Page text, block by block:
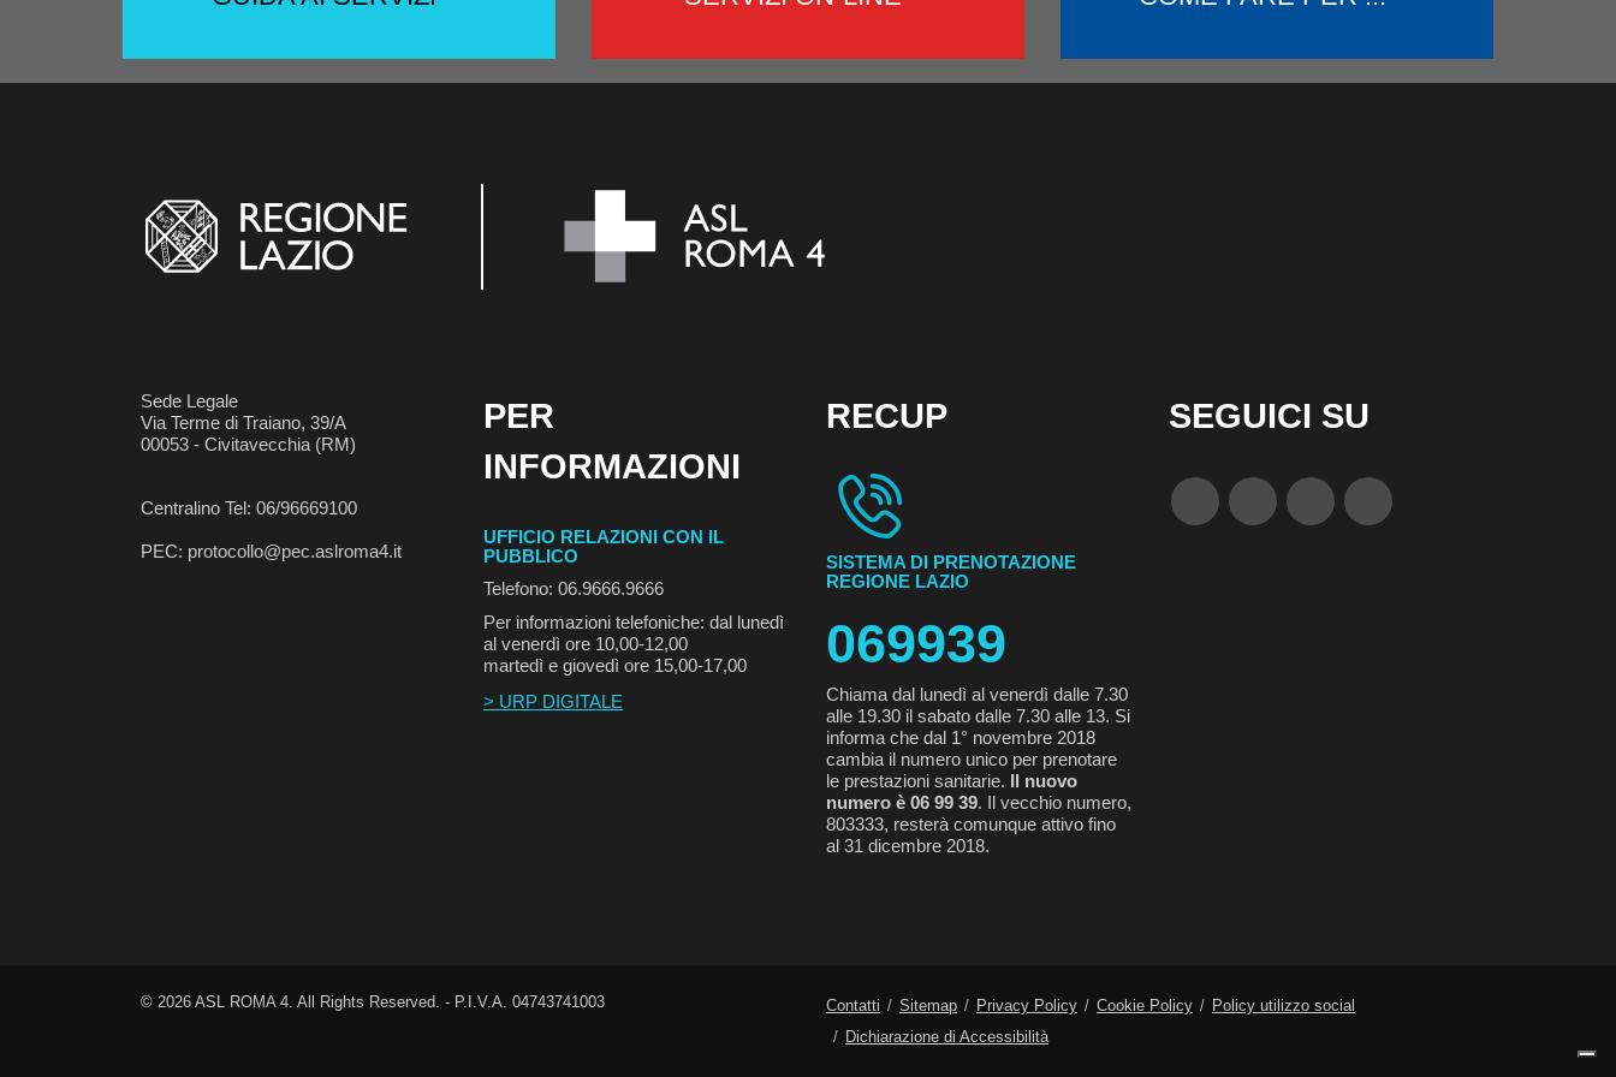
Sede Legale
Via Terme di Traiano, 39/A
00053 - Civitavecchia (RM)
Centralino Tel: 06/96669100
PEC: protocollo@pec.aslroma4.it
PER
INFORMAZIONI
UFFICIO RELAZIONI CON IL
PUBBLICO
Telefono: 06.9666.9666
Per informazioni telefoniche: dal lunedì
al venerdì ore 10,00-12,00
martedì e giovedì ore 15,00-17,00
> URP DIGITALE
RECUP
SISTEMA DI PRENOTAZIONE
REGIONE LAZIO
069939
Chiama dal lunedì al venerdì dalle 7.30
alle 19.30 il sabato dalle 7.30 alle 13. Si
informa che dal 1° novembre 2018
cambia il numero unico per prenotare
le prestazioni sanitarie. Il nuovo
numero è 06 99 39. Il vecchio numero,
803333, resterà comunque attivo fino
al 31 dicembre 2018.
SEGUICI SU
© 2026 ASL ROMA 4. All Rights Reserved. - P.I.V.A. 04743741003 Contatti Sitemap Privacy Policy Cookie Policy
Policy utilizzo social
Dichiarazione di Accessibilità